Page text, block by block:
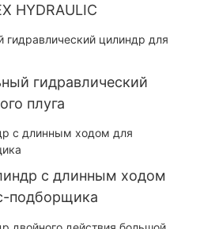
HYDRAULIC
гидравлический
плуга
с длинным ходом
подборщика